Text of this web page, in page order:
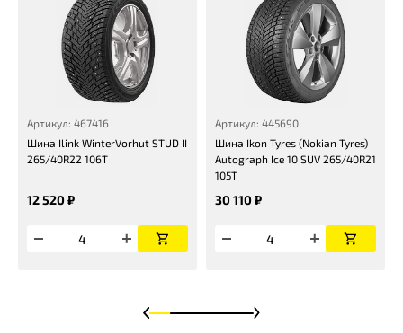
Артикул: 467416
Шина Ilink WinterVorhut STUD II
265/40R22 106T
12 520 ₽
Артикул: 445690
Шина Ikon Tyres (Nokian Tyres)
Autograph Ice 10 SUV 265/40R21
105T
30 110 ₽